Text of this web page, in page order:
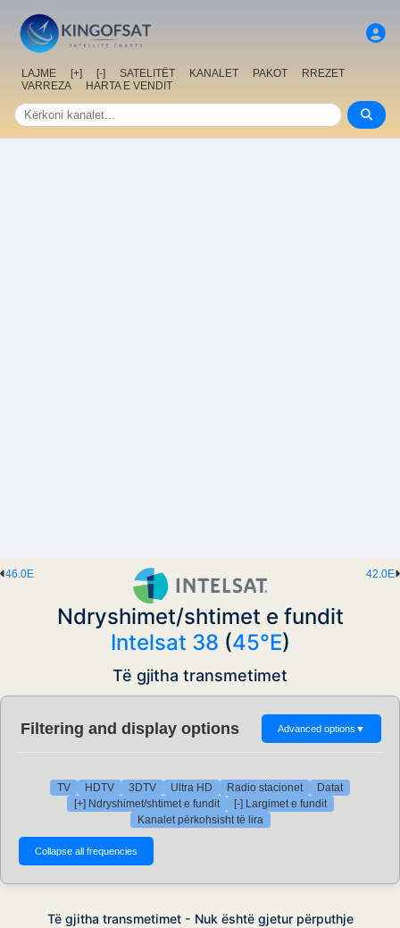
LAJME [+] [-] SATELITËT KANALET PAKOT
RREZET
VARREZA
HARTA E VENDIT
42.0E
46.0E
Ndryshimet/shtimet e fundit
Intelsat 38 (45°E)
Të gjitha transmetimet
Filtering and display options Advanced options ▼
TV HDTV 3DTV Ultra HD Radio stacionet
Datat
[+] Ndryshimet/shtimet e fundit
[-] Largimet e fundit
Kanalet përkohsisht të lira
Të gjitha transmetimet - Nuk është gjetur përputhje